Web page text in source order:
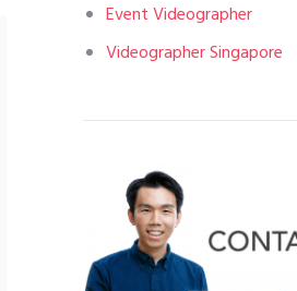
Event Videographer
Videographer Singapore